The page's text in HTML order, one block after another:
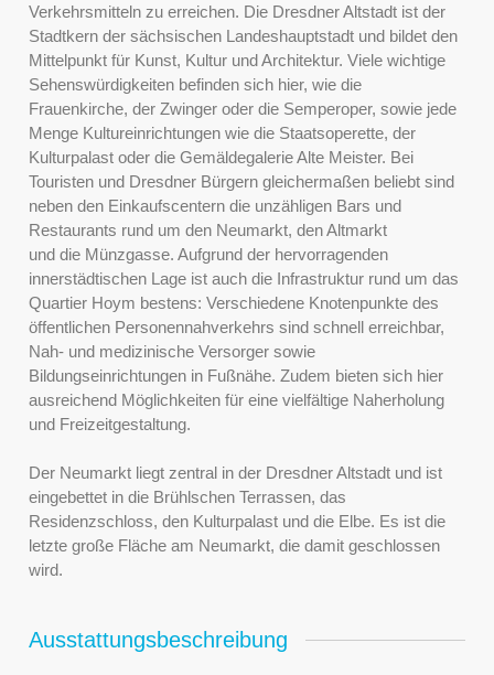
Verkehrsmitteln zu erreichen. Die Dresdner Altstadt ist der
Stadtkern der sächsischen Landeshauptstadt und bildet den
Mittelpunkt für Kunst, Kultur und Architektur. Viele wichtige
Sehenswürdigkeiten befinden sich hier, wie die
Frauenkirche, der Zwinger oder die Semperoper, sowie jede
Menge Kultureinrichtungen wie die Staatsoperette, der
Kulturpalast oder die Gemäldegalerie Alte Meister. Bei
Touristen und Dresdner Bürgern gleichermaßen beliebt sind
neben den Einkaufscentern die unzähligen Bars und
Restaurants rund um den Neumarkt, den Altmarkt
und die Münzgasse. Aufgrund der hervorragenden
innerstädtischen Lage ist auch die Infrastruktur rund um das
Quartier Hoym bestens: Verschiedene Knotenpunkte des
öffentlichen Personennahverkehrs sind schnell erreichbar,
Nah- und medizinische Versorger sowie
Bildungseinrichtungen in Fußnähe. Zudem bieten sich hier
ausreichend Möglichkeiten für eine vielfältige Naherholung
und Freizeitgestaltung.
Der Neumarkt liegt zentral in der Dresdner Altstadt und ist
eingebettet in die Brühlschen Terrassen, das
Residenzschloss, den Kulturpalast und die Elbe. Es ist die
letzte große Fläche am Neumarkt, die damit geschlossen
wird.
Ausstattungsbeschreibung